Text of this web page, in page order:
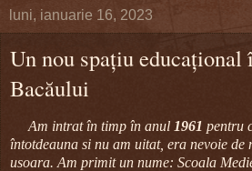
luni, ianuarie 16, 2023
Un nou spațiu educațional
Bacăului
Am intrat în timp în anul 1961 pentru
întotdeauna si nu am uitat, era nevoie de
usoara. Am primit un nume: Scoala